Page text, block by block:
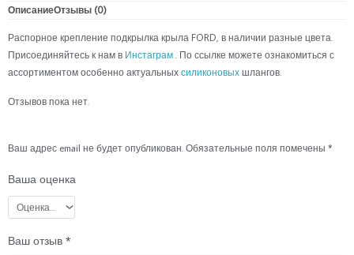
FORD
ОписаниеОтзывы (0)
Распорное крепление подкрылка крыла FORD, в наличии разные цвета.
Присоединяйтесь к нам в Инстаграм . По ссылке можете ознакомиться с
ассортиментом особенно актуальных силиконовых шлангов.
Отзывов пока нет.
Ваш адрес email не будет опубликован. Обязательные поля помечены *
Ваша оценка
Ваш отзыв *